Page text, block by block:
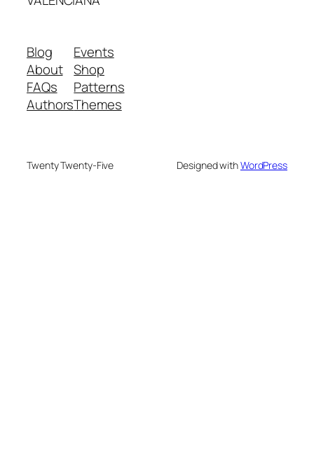
Blog
About
FAQs
Authors
Events
Shop
Patterns
Themes
Twenty Twenty-Five Designed withWordPress